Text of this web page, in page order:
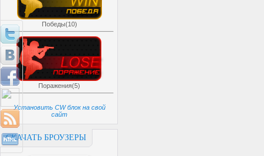
Победы(10)
Поражения(5)
Установить CW блок на свой
сайт
СКАЧАТЬ БРОУЗЕРЫ